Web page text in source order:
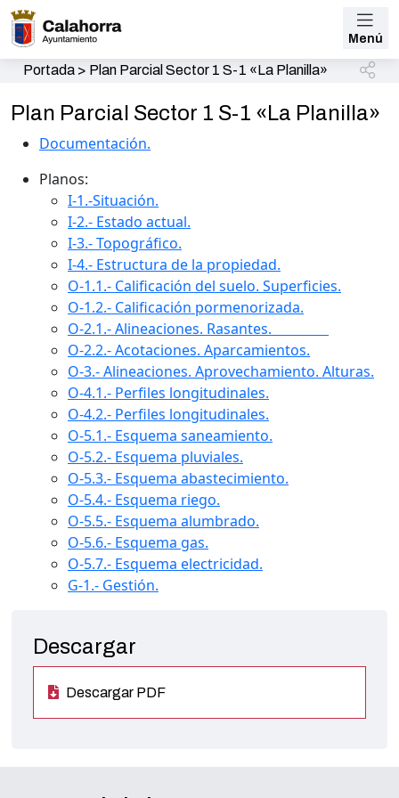
Menú
Portada> Plan Parcial Sector 1 S-1 «La Planilla»
Plan Parcial Sector 1 S-1 «La Planilla»
Documentación.
Planos:
I-1.-Situación.
I-2.- Estado actual.
I-3.- Topográfico.
I-4.- Estructura de la propiedad.
O-1.1.- Calificación del suelo. Superficies.
O-1.2.- Calificación pormenorizada.
O-2.1.- Alineaciones. Rasantes.
O-2.2.- Acotaciones. Aparcamientos.
O-3.- Alineaciones. Aprovechamiento. Alturas.
O-4.1.- Perfiles longitudinales.
O-4.2.- Perfiles longitudinales.
O-5.1.- Esquema saneamiento.
O-5.2.- Esquema pluviales.
O-5.3.- Esquema abastecimiento.
O-5.4.- Esquema riego.
O-5.5.- Esquema alumbrado.
O-5.6.- Esquema gas.
O-5.7.- Esquema electricidad.
G-1.- Gestión.
Descargar
Descargar PDF